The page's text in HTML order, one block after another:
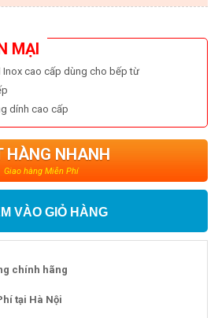
MẠI
Inox cao cấp dùng cho bếp từ
dính cao cấp
HÀNG NHANH
Giao hàng Miễn Phí
VÀO GIỎ HÀNG
chính hãng
tại Hà Nội